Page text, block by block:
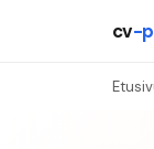
cv-